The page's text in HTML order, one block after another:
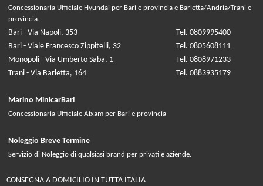
Concessionaria Ufficiale Hyundai per Bari e provincia e Barletta/Andria/Trani e
provincia.
Bari - Via Napoli, 353
Tel. 0809995400
Bari - Viale Francesco Zippitelli, 32
Tel. 0805608111
Monopoli - Via Umberto Saba, 1
Tel. 0808971233
Trani - Via Barletta, 164
Tel. 0883935179
Marino MinicarBari
Concessionaria Ufficiale Aixam per Bari e provincia
Noleggio Breve Termine
Servizio di Noleggio di qualsiasi brand per privati e aziende.
CONSEGNA A DOMICILIO IN TUTTA ITALIA